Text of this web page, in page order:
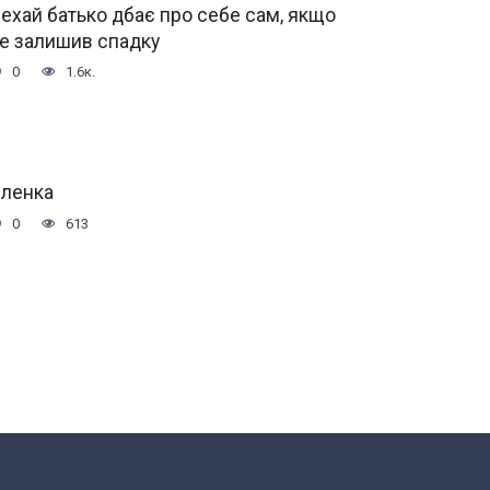
батько дбає про себе сам, якщо
залишив спадку
0 1.6к.
0 613